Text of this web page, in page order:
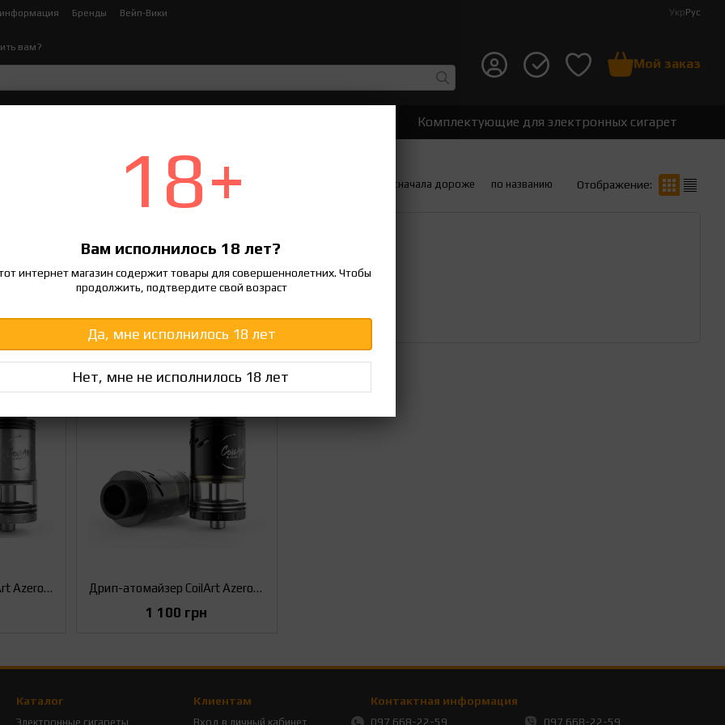
Бренды Вейп-Вики УкрРус
вам?
Мой заказ
сигарет Комплектующие для электронных сигарет
Сортировка: по популярности сначала дороже по названию Отображение:
Дрип-атомайзер Coil Art Azeroth RDTA (Оригинал) Стальной Дрип-атомайзер CoilArt Azeroth RDTA (Оригинал) Черный
1 100 грн
Каталог
Электронные сигареты
Клиентам
Вход в личный кабинет
Контактная информация
097 668-22-59 097 668-22-59
18+
Вам исполнилось 18 лет?
интернет магазин содержит товары для совершеннолетних. Чтобы
продолжить, подтвердите свой возраст
Да, мне исполнилось 18 лет
Нет, мне не исполнилось 18 лет